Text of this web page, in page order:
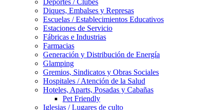
Diques, Embalses y Represas
Escuelas / Establecimientos Educativos
Estaciones de Servicio
Fábricas e Industrias
Farmacias
Generación y Distribución de Energía
Glamping
Gremios, Sindicatos y Obras Sociales
Hospitales / Atención de la Salud
Hoteles, Aparts, Posadas y Cabañas
Pet Friendly
Iglesias / Lugares de culto